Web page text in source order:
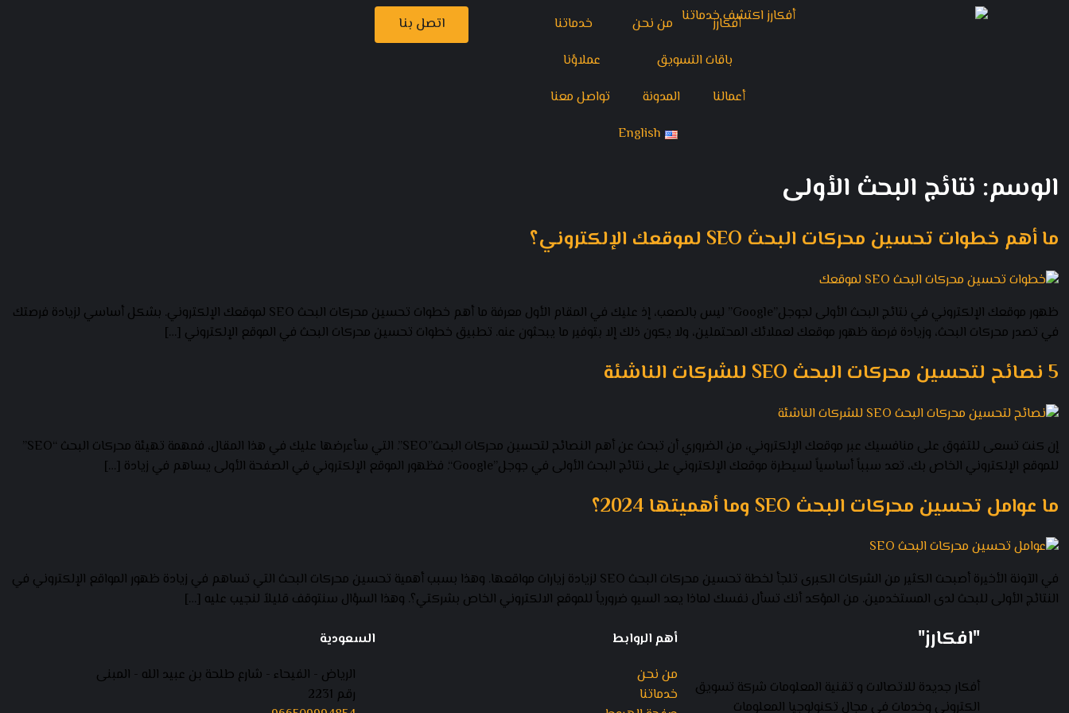
أفكارز من نحن
خدماتنا
باقات التسويق
عملاؤنا
أعمالنا
المدونة
تواصل معنا
English
اتصل بنا
الوسم: نتائج البحث الأولى
ما أهم خطوات تحسين محركات البحث SEO لموقعك الإلكتروني؟
ظهور موقعك الإلكتروني في نتائج البحث الأولى لجوجل”Google” ليس بالصعب، إذ عليك في المقام الأول معرفة ما أهم خطوات تحسين محركات البحث SEO لموقعك الإلكتروني. بشكل أساسي لزيادة فرصتك
في تصدر محركات البحث، وزيادة فرصة ظهور موقعك لعملائك المحتملين، ولا يكون ذلك إلا بتوفير ما يبحثون عنه. تطبيق خطوات تحسين محركات البحث في الموقع الإلكتروني […]
5 نصائح لتحسين محركات البحث SEO للشركات الناشئة
إن كنت تسعى للتفوق على منافسيك عبر موقعك الإلكتروني، من الضروري أن تبحث عن أهم النصائح لتحسين محركات البحث”SEO”. التي سأعرضها عليك في هذا المقال، فمهمة تهيئة محركات البحث “SEO”
للموقع الإلكتروني الخاص بك، تعد سبباً أساسياً لسيطرة موقعك الإلكتروني على نتائج البحث الأولى في جوجل”Google“. فظهور الموقع الإلكتروني في الصفحة الأولى يساهم في زيادة […]
ما عوامل تحسين محركات البحث SEO وما أهميتها 2024؟
في الآونة الأخيرة أصبحت الكثير من الشركات الكبرى تلجأ لخطة تحسين محركات البحث SEO لزيادة زيارات مواقعها. وهذا بسبب أهمية تحسين محركات البحث التي تساهم في زيادة ظهور المواقع الإلكتروني في
النتائج الأولى للبحث لدى المستخدمين. من المؤكد أنك تسأل نفسك لماذا يعد السيو ضرورياً للموقع الالكتروني الخاص بشركتي؟. وهذا السؤال سنتوقف قليلاً لنجيب عليه […]
"افكارز"
أفكار جديدة للاتصالات و تقنية المعلومات شركة تسويق
الكتروني وخدمات في مجال تكنولوجيا المعلومات
أهم الروابط
من نحن
خدماتنا
السعودية
الرياض - الفيحاء - شارع طلحة بن عبيد الله - المبنى
رقم 2231